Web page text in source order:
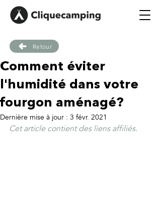
Retour
Comment éviter
l'humidité dans votre
fourgon aménagé?
Dernière mise à jour : 3 févr. 2021
Cet article contient des liens affiliés.